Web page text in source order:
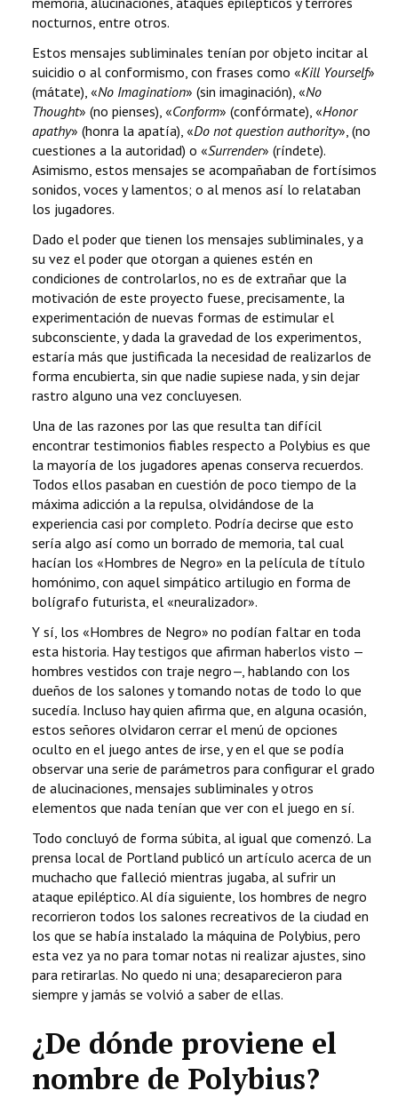
nocturnos, entre otros.
Estos mensajes subliminales tenían por objeto incitar al
suicidio o al conformismo, con frases como «Kill Yourself»
(mátate), «No Imagination» (sin imaginación), «No
Thought» (no pienses), «Conform» (confórmate), «Honor
apathy» (honra la apatía), «Do not question authority», (no
cuestiones a la autoridad) o «Surrender» (ríndete).
Asimismo, estos mensajes se acompañaban de fortísimos
sonidos, voces y lamentos; o al menos así lo relataban
los jugadores.
Dado el poder que tienen los mensajes subliminales, y a
su vez el poder que otorgan a quienes estén en
condiciones de controlarlos, no es de extrañar que la
motivación de este proyecto fuese, precisamente, la
experimentación de nuevas formas de estimular el
subconsciente, y dada la gravedad de los experimentos,
estaría más que justificada la necesidad de realizarlos de
forma encubierta, sin que nadie supiese nada, y sin dejar
rastro alguno una vez concluyesen.
Una de las razones por las que resulta tan difícil
encontrar testimonios fiables respecto a Polybius es que
la mayoría de los jugadores apenas conserva recuerdos.
Todos ellos pasaban en cuestión de poco tiempo de la
máxima adicción a la repulsa, olvidándose de la
experiencia casi por completo. Podría decirse que esto
sería algo así como un borrado de memoria, tal cual
hacían los «Hombres de Negro» en la película de título
homónimo, con aquel simpático artilugio en forma de
bolígrafo futurista, el «neuralizador».
Y sí, los «Hombres de Negro» no podían faltar en toda
esta historia. Hay testigos que afirman haberlos visto —
hombres vestidos con traje negro—, hablando con los
dueños de los salones y tomando notas de todo lo que
sucedía. Incluso hay quien afirma que, en alguna ocasión,
estos señores olvidaron cerrar el menú de opciones
oculto en el juego antes de irse, y en el que se podía
observar una serie de parámetros para configurar el grado
de alucinaciones, mensajes subliminales y otros
elementos que nada tenían que ver con el juego en sí.
Todo concluyó de forma súbita, al igual que comenzó. La
prensa local de Portland publicó un artículo acerca de un
muchacho que falleció mientras jugaba, al sufrir un
ataque epiléptico. Al día siguiente, los hombres de negro
recorrieron todos los salones recreativos de la ciudad en
los que se había instalado la máquina de Polybius, pero
esta vez ya no para tomar notas ni realizar ajustes, sino
para retirarlas. No quedo ni una; desaparecieron para
siempre y jamás se volvió a saber de ellas.
¿De dónde proviene el
nombre de Polybius?